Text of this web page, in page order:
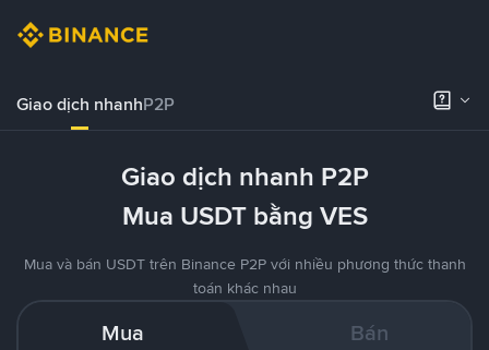
Giao dịch nhanhP2P
Giao dịch nhanh P2P
Mua USDT bằng VES
Mua và bán USDT trên Binance P2P với nhiều phương thức thanh
toán khác nhau
Mua Bán